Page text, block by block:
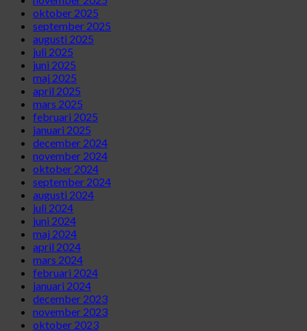
oktober 2025
september 2025
augusti 2025
juli 2025
juni 2025
maj 2025
april 2025
mars 2025
februari 2025
januari 2025
december 2024
november 2024
oktober 2024
september 2024
augusti 2024
juli 2024
juni 2024
maj 2024
april 2024
mars 2024
februari 2024
januari 2024
december 2023
november 2023
oktober 2023